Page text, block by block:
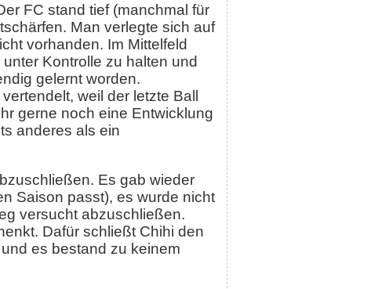
FC stand tief (manchmal für
Man verlegte sich auf
vorhanden. Im Mittelfeld
Kontrolle zu halten und
gelernt worden.
weil der letzte Ball
gerne noch eine Entwicklung
anderes als ein
Es gab wieder
Saison passt), es wurde nicht
versucht abzuschließen.
Dafür schließt Chihi den
es bestand zu keinem